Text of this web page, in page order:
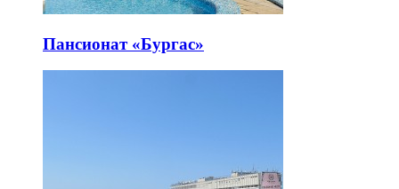
Пансионат «Бургас»